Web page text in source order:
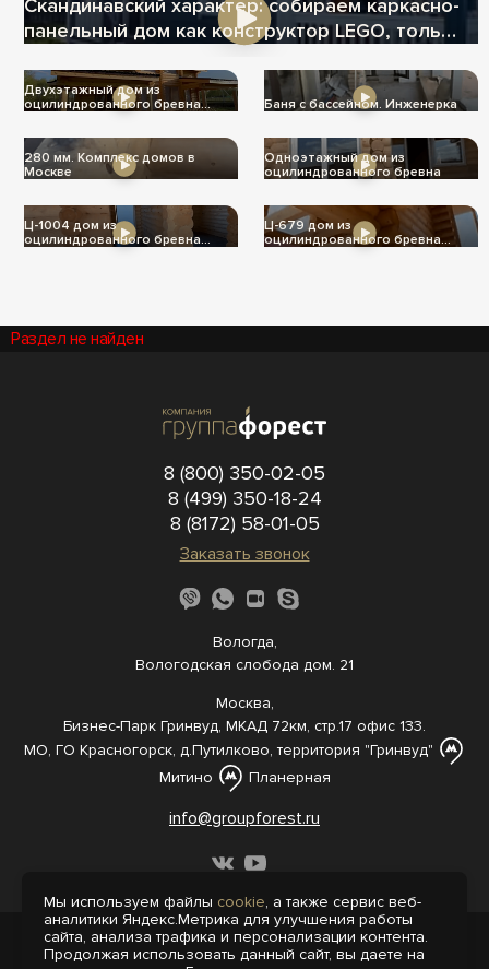
Скандинавский характер: собираем каркасно-
панельный дом как конструктор LEGO, только
Двухэтажный дом из
оцилиндрованного бревна
Баня с бассейном. Инженерка
280 мм. Комплекс домов в
Москве
Одноэтажный дом из
оцилиндрованного бревна
Ц-1004 дом из
оцилиндрованного бревна
Ц-679 дом из
оцилиндрованного бревна
Раздел не найден
8 (800) 350-02-05
8 (499) 350-18-24
8 (8172) 58-01-05
Заказать звонок
Вологда,
Вологодская слобода дом. 21
Москва,
Бизнес-Парк Гринвуд, МКАД 72км, стр.17 офис 133.
МО, ГО Красногорск, д.Путилково, территория "Гринвуд"
Митино
Планерная
info@groupforest.ru
© 2005-, 2026 Все права защищены
Информация, представленная на сайте,
Мы используем файлы cookie, а также сервис веб-
аналитики Яндекс.Метрика для улучшения работы
сайта, анализа трафика и персонализации контента.
Продолжая использовать данный сайт, вы даете на